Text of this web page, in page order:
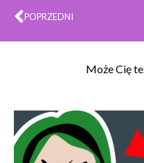
Prev
POPRZEDNI
Może Cię